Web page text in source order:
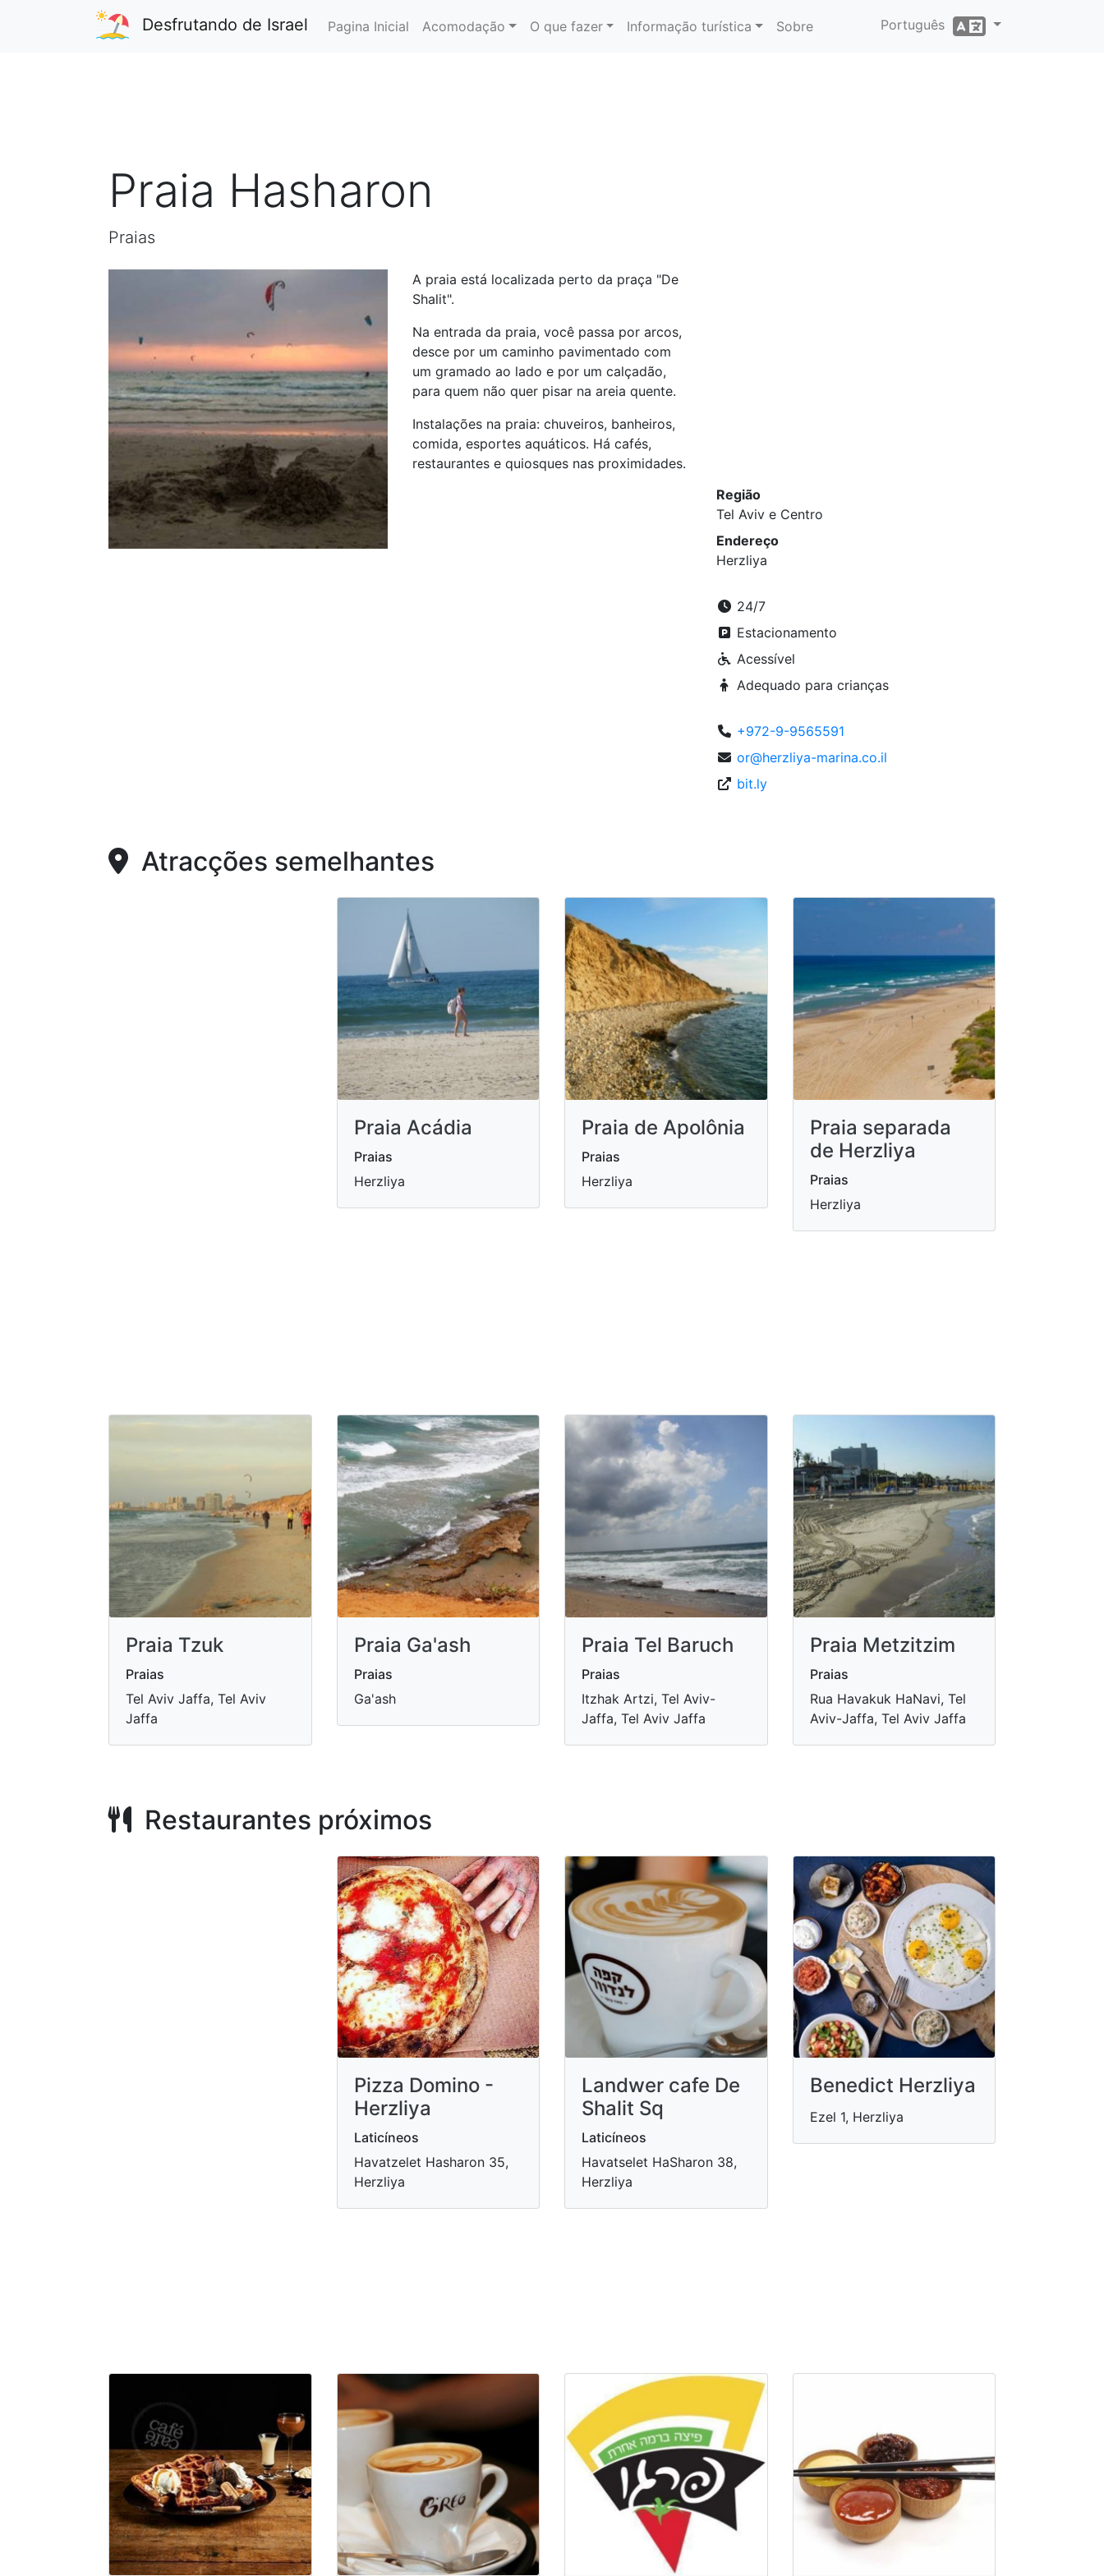
Desfrutando de Israel Pagina Inicial Acomodação O que fazer Informação turística Sobre Português
Praia Hasharon
Praias
A praia está localizada perto da praça "De
Shalit".
Na entrada da praia, você passa por arcos,
desce por um caminho pavimentado com
um gramado ao lado e por um calçadão,
para quem não quer pisar na areia quente.
Instalações na praia: chuveiros, banheiros,
comida, esportes aquáticos. Há cafés,
restaurantes e quiosques nas proximidades.
Região
Tel Aviv e Centro
Endereço
Herzliya
24/7
Estacionamento
Acessível
Adequado para crianças
+972-9-9565591
or@herzliya-marina.co.il
bit.ly
Atracções semelhantes
Praia Acádia
Praias
Herzliya
Praia de Apolônia
Praias
Herzliya
Praia separada
de Herzliya
Praias
Herzliya
Praia Tzuk
Praias
Tel Aviv Jaffa, Tel Aviv
Jaffa
Praia Ga'ash
Praias
Ga'ash
Praia Tel Baruch
Praias
Itzhak Artzi, Tel Aviv-
Jaffa, Tel Aviv Jaffa
Praia Metzitzim
Praias
Rua Havakuk HaNavi, Tel
Aviv-Jaffa, Tel Aviv Jaffa
Restaurantes próximos
Pizza Domino -
Herzliya
Laticíneos
Havatzelet Hasharon 35,
Herzliya
Landwer cafe De
Shalit Sq
Laticíneos
Havatselet HaSharon 38,
Herzliya
Benedict Herzliya
Ezel 1, Herzliya